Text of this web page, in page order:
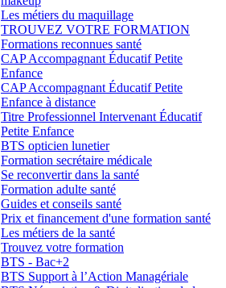
Les métiers du maquillage
TROUVEZ VOTRE FORMATION
Formations reconnues santé
CAP Accompagnant Éducatif Petite
Enfance
CAP Accompagnant Éducatif Petite
Enfance à distance
Titre Professionnel Intervenant Éducatif
Petite Enfance
BTS opticien lunetier
Formation secrétaire médicale
Se reconvertir dans la santé
Formation adulte santé
Guides et conseils santé
Prix et financement d'une formation santé
Les métiers de la santé
Trouvez votre formation
BTS - Bac+2
BTS Support à l’Action Managériale